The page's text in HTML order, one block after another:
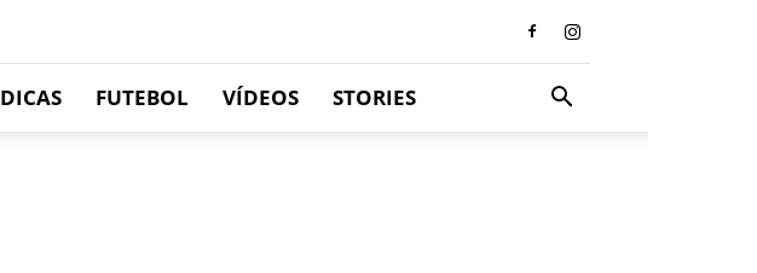
DICAS FUTEBOL VÍDEOS STORIES